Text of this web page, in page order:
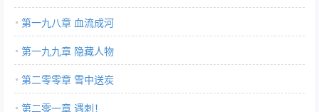
第一九八章 血流成河
第一九九章 隐藏人物
第二零零章 雪中送炭
第二零一章 遇刺！